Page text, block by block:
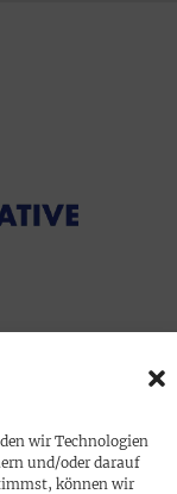
wir Technologien
und/oder darauf
können wir